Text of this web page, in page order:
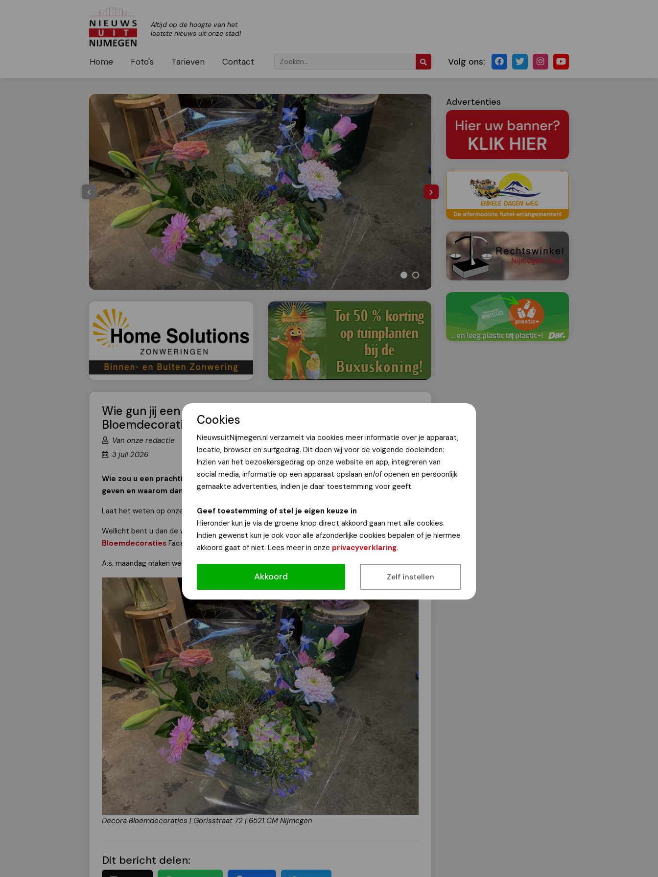
Cookies
NieuwsuitNijmegen.nl verzamelt via cookies meer informatie over je apparaat,
locatie, browser en surfgedrag. Dit doen wij voor de volgende doeleinden:
Inzien van het bezoekersgedrag op onze website en app, integreren van
social media, informatie op een apparaat opslaan en/of openen en persoonlijk
gemaakte advertenties, indien je daar toestemming voor geeft.
Geef toestemming of stel je eigen keuze in
Hieronder kun je via de groene knop direct akkoord gaan met alle cookies.
Indien gewenst kun je ook voor alle afzonderlijke cookies bepalen of je hiermee
akkoord gaat of niet. Lees meer in onze privacyverklaring.
Akkoord Zelf instellen
Altijd op de hoogte van het
laatste nieuws uit onze stad!
Home Foto's Tarieven Contact Volg ons:
Wie gun jij een prachtig boeket van Decora
Bloemdecoraties!
Van onze redactie
3 juli 2026
Wie zou u een prachtig zelf samengesteld boeket bloemen t.w.v. € 20,00 willen
geven en waarom dan?!
Aan WIE en vooral WAAROM?
Laat het weten op onze Facebookpagina.
Wellicht bent u dan de winnaar van deze NieuwsuitNijmegen
Decora
Bloemdecoraties Facebook-actie!
A.s. maandag maken we de prijswinnaar bekend!
Decora Bloemdecoraties | Gorisstraat 72 | 6521 CM Nijmegen
Dit bericht delen:
Advertenties